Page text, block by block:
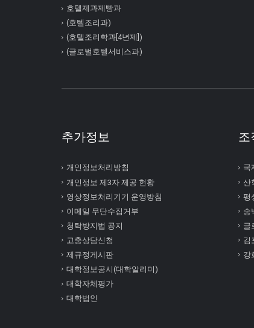
호텔제과제빵과
(호텔조리과)
(호텔조리학과[4년제])
(글로벌호텔서비스과)
추가정보
개인정보처리방침
개인정보 제3자 제공 현황
영상정보처리기기 운영방침
이메일 무단수집거부
청탁방지법 공지
고충상담신청
제규정게시판
대학정보공시(대학알리미)
대학자체평가
대학법인
조
국
산
평
송
글
김
강